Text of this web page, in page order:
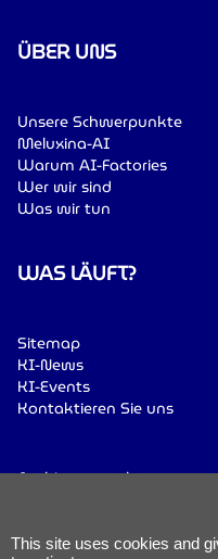
ÜBER UNS
Unsere Schwerpunkte
Meluxina-AI
Warum AI-Factories
Wer wir sind
Was wir tun
WAS LÄUFT?
Sitemap
KI-News
KI-Events
Kontaktieren Sie uns
Cookies verwalten
Geschäfts- und
This site uses cookies and